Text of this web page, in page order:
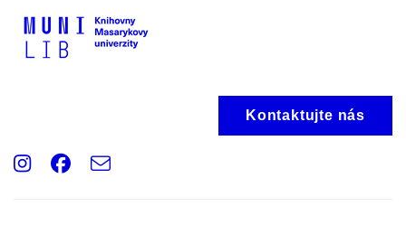
Kontaktujte nás
Instagram
Facebook
e-